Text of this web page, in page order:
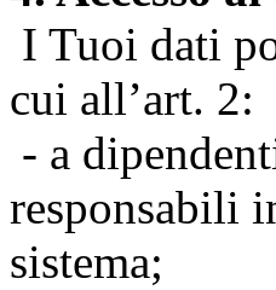
I Tuoi dati
cui all’art. 2:
- a
responsabili
sistema;